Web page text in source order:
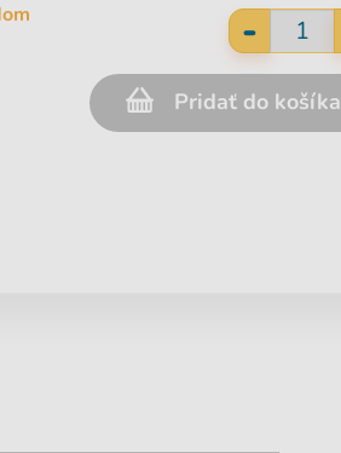
-
Pridať do košíka